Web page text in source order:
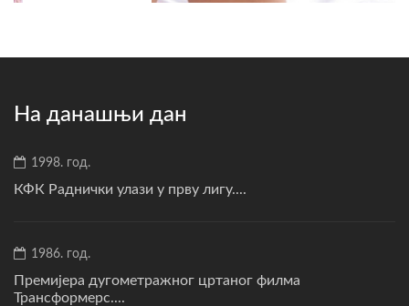
На данашњи дан
1998. год.
КФК Раднички улази у прву лигу....
1986. год.
Премијера дугометражног цртаног филма
Трансформерс....